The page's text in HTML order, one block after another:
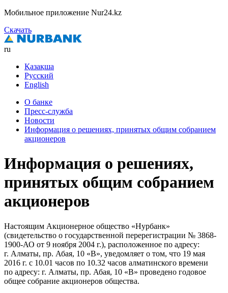
Мобильное приложение Nur24.kz
Скачать
ru
Қазақша
Русский
English
О банке
Пресс-служба
Новости
Информация о решениях, принятых общим собранием
акционеров
Информация о решениях,
принятых общим собранием
акционеров
Настоящим Акционерное общество «Нурбанк»
(свидетельство о государственной перерегистрации № 3868-
1900-АО от 9 ноября 2004 г.), расположенное по адресу:
г. Алматы, пр. Абая, 10 «В», уведомляет о том, что 19 мая
2016 г. с 10.01 часов по 10.32 часов алматинского времени
по адресу: г. Алматы, пр. Абая, 10 «В» проведено годовое
общее собрание акционеров общества.